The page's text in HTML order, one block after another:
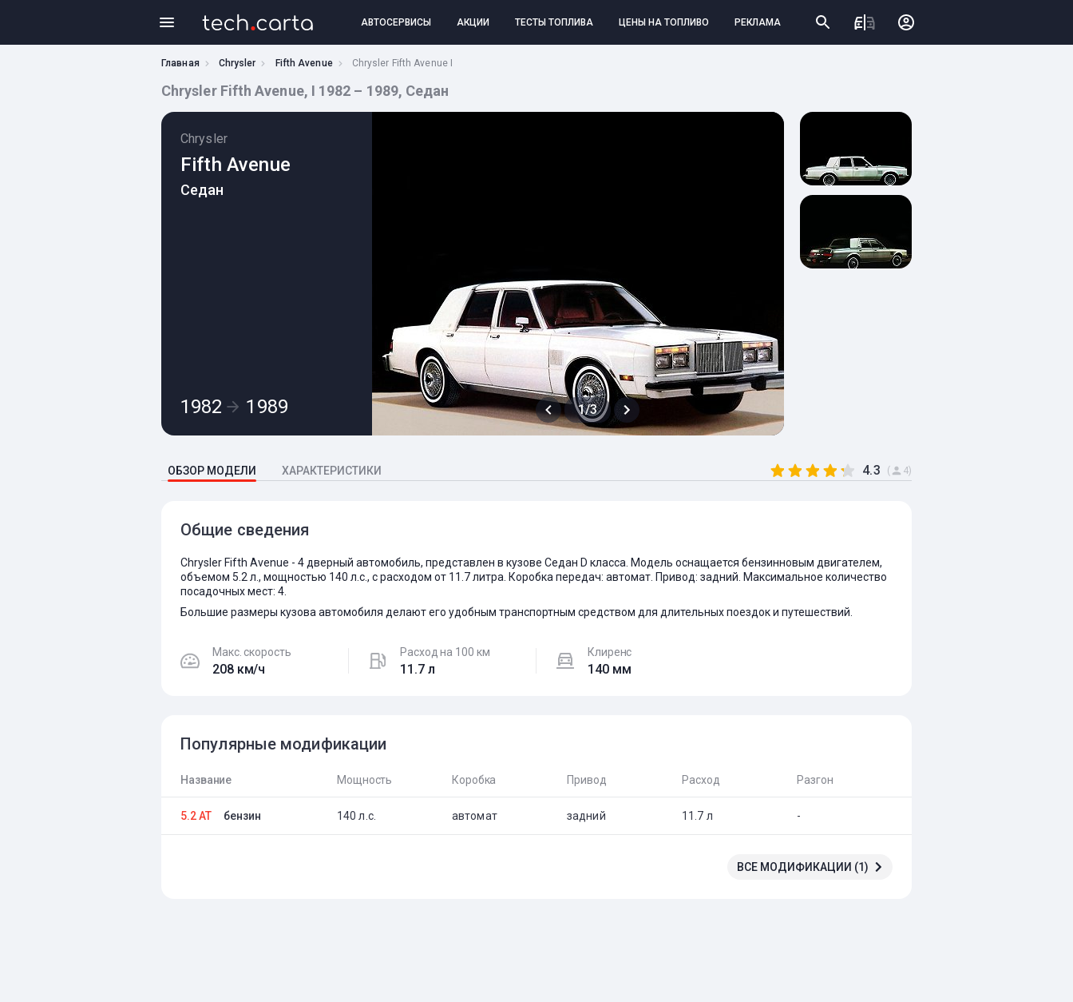
АВТОСЕРВИСЫ АКЦИИ ТЕСТЫ ТОПЛИВА ЦЕНЫ НА ТОПЛИВО РЕКЛАМА
Главная Chrysler Fifth Avenue Chrysler Fifth Avenue I
Chrysler Fifth Avenue, I 1982 – 1989, Седан
Chrysler
Fifth Avenue
Седан
1982 1989 1/3
ОБЗОР МОДЕЛИ ХАРАКТЕРИСТИКИ 4.3 ( 4)
Общие сведения
Chrysler Fifth Avenue - 4 дверный автомобиль, представлен в кузове Седан D класса. Модель оснащается бензинновым двигателем,
объемом 5.2 л., мощностью 140 л.с., с расходом от 11.7 литра. Коробка передач: автомат. Привод: задний. Максимальное количество
посадочных мест: 4.
Большие размеры кузова автомобиля делают его удобным транспортным средством для длительных поездок и путешествий.
Макс. скорость
208 км/ч
Расход на 100 км
11.7 л
Клиренс
140 мм
Популярные модификации
Название Мощность Коробка Привод Расход Разгон
5.2 AT бензин 140 л.с. автомат задний 11.7 л -
ВСЕ МОДИФИКАЦИИ (1)